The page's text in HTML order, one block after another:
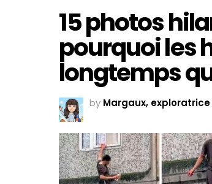
15 photos
pourquoi les
longtemps
by Margaux,